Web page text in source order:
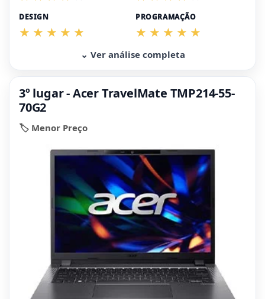
DESIGN PROGRAMAÇÃO
⌄ Ver análise completa
3º lugar - Acer TravelMate TMP214-55-
70G2
🏷️ Menor Preço